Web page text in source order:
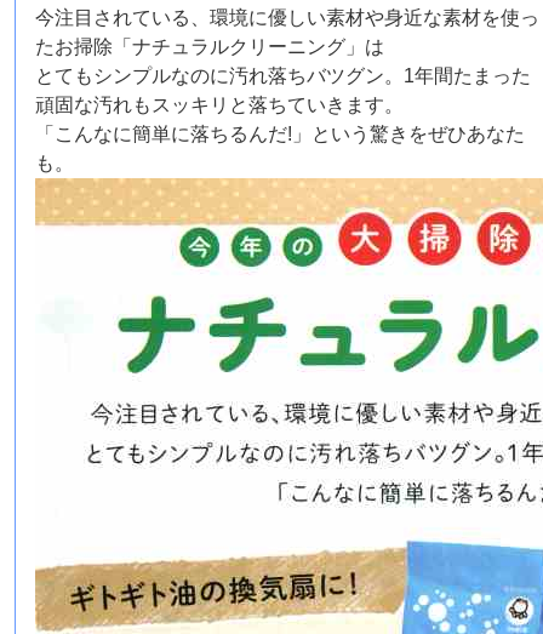
今注目されている、環境に優しい素材や身近な素材を使っ
たお掃除「ナチュラルクリーニング」は
とてもシンプルなのに汚れ落ちバツグン。1年間たまった
頑固な汚れもスッキリと落ちていきます。
「こんなに簡単に落ちるんだ!」という驚きをぜひあなた
も。